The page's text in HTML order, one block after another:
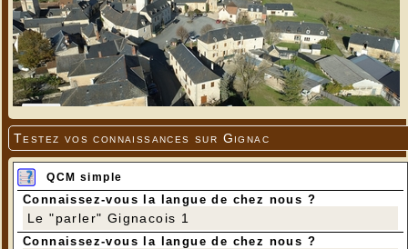
Testez vos connaissances sur Gignac
QCM simple
Connaissez-vous la langue de chez nous ?
Le "parler" Gignacois 1
Connaissez-vous la langue de chez nous ?